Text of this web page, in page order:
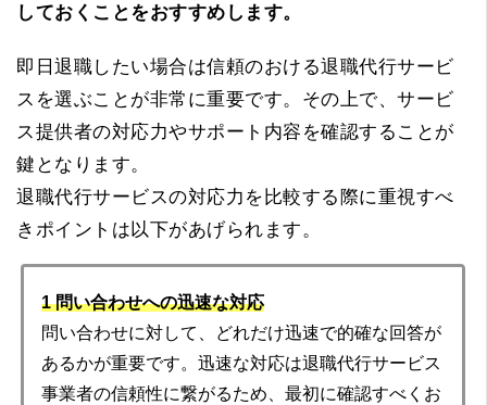
しておくことをおすすめします。
即日退職したい場合は信頼のおける退職代行サービ
スを選ぶことが非常に重要です。その上で、サービ
ス提供者の対応力やサポート内容を確認することが
鍵となります。
退職代行サービスの対応力を比較する際に重視すべ
きポイントは以下があげられます。
1 問い合わせへの迅速な対応
問い合わせに対して、どれだけ迅速で的確な回答が
あるかが重要です。迅速な対応は退職代行サービス
事業者の信頼性に繋がるため、最初に確認すべくお